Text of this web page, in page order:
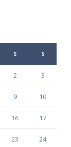
S S
2 3
9 10
16 17
23 24